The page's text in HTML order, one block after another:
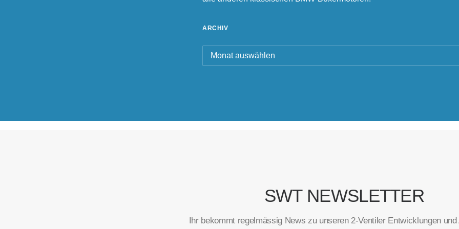
ARCHIV
Archiv
SWT NEWSLETTER
Ihr bekommt regelmässig News zu unseren 2-Ventiler Entwicklungen und